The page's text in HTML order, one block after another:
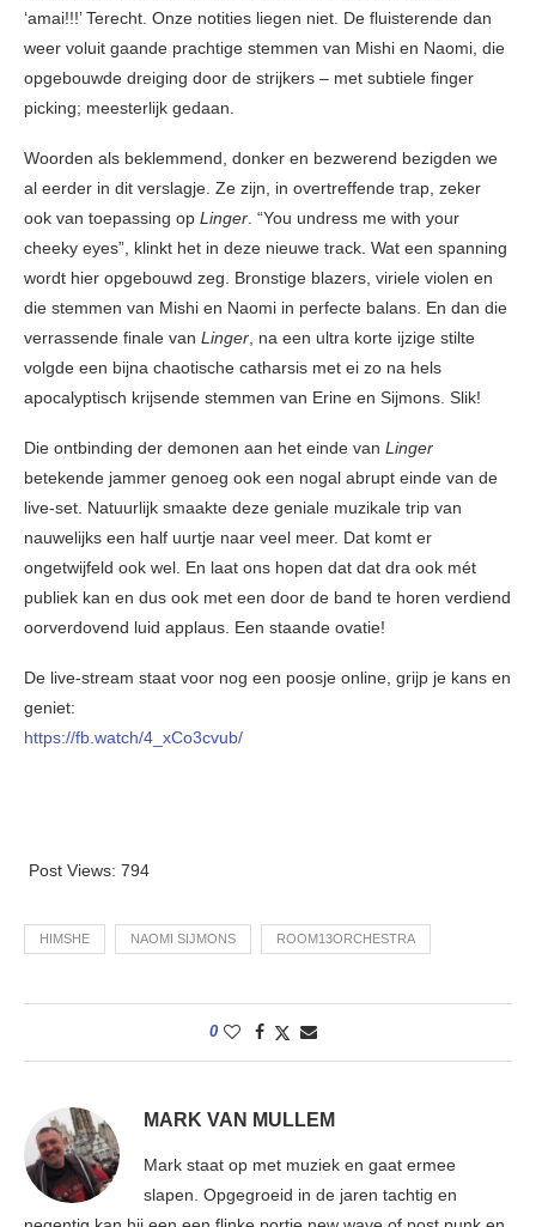
‘amai!!!’ Terecht. Onze notities liegen niet. De fluisterende dan
weer voluit gaande prachtige stemmen van Mishi en Naomi, die
opgebouwde dreiging door de strijkers – met subtiele finger
picking; meesterlijk gedaan.
Woorden als beklemmend, donker en bezwerend bezigden we
al eerder in dit verslagje. Ze zijn, in overtreffende trap, zeker
ook van toepassing op Linger. “You undress me with your
cheeky eyes”, klinkt het in deze nieuwe track. Wat een spanning
wordt hier opgebouwd zeg. Bronstige blazers, viriele violen en
die stemmen van Mishi en Naomi in perfecte balans. En dan die
verrassende finale van Linger, na een ultra korte ijzige stilte
volgde een bijna chaotische catharsis met ei zo na hels
apocalyptisch krijsende stemmen van Erine en Sijmons. Slik!
Die ontbinding der demonen aan het einde van Linger
betekende jammer genoeg ook een nogal abrupt einde van de
live-set. Natuurlijk smaakte deze geniale muzikale trip van
nauwelijks een half uurtje naar veel meer. Dat komt er
ongetwijfeld ook wel. En laat ons hopen dat dat dra ook mét
publiek kan en dus ook met een door de band te horen verdiend
oorverdovend luid applaus. Een staande ovatie!
De live-stream staat voor nog een poosje online, grijp je kans en
geniet:
https://fb.watch/4_xCo3cvub/
Post Views: 794
HIMSHE NAOMI SIJMONS ROOM13ORCHESTRA
0
MARK VAN MULLEM
Mark staat op met muziek en gaat ermee
slapen. Opgegroeid in de jaren tachtig en